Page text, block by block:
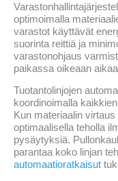
optimoimalla
varastot käyttävät
suorinta reittiä ja
varastonohjaus
paikassa oikeaan
Tuotantolinjojen
koordinoimalla
Kun materiaalin
optimaalisella teholla
pysäytyksiä.
parantaa koko linjan
automaatioratkaisut